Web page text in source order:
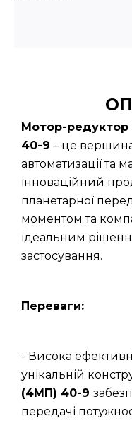
Мотор-
40-9 – це
автоматизації та
інноваційний
планетарної
моментом та
ідеальним
застосування.
Переваги:
- Висока
унікальній
(4МП) 40-9
передачі